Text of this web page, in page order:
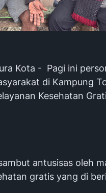
Kota - Pagi ini
di Kampung
Kesehatan
antusisas oleh
gratis yang di